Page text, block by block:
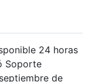
24 horas
Soporte
de